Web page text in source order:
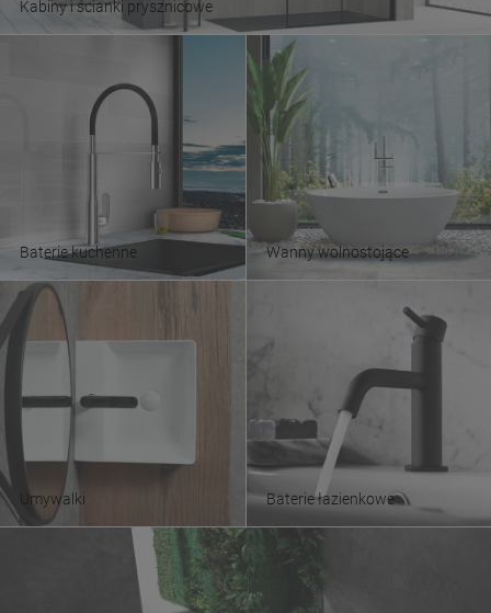
Kabiny i ścianki prysznicowe
Baterie kuchenne Wanny wolnostojące
Umywalki Baterie łazienkowe